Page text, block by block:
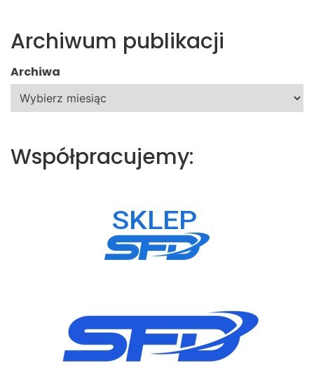
Archiwum publikacji
Archiwa
Współpracujemy: